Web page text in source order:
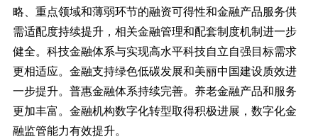
略、重点领域和薄弱环节的融资可得性和金融产品服务供
需适配度持续提升，相关金融管理和配套制度机制进一步
健全。科技金融体系与实现高水平科技自立自强目标需求
更相适应。金融支持绿色低碳发展和美丽中国建设质效进
一步提升。普惠金融体系持续完善。养老金融产品和服务
更加丰富。金融机构数字化转型取得积极进展，数字化金
融监管能力有效提升。